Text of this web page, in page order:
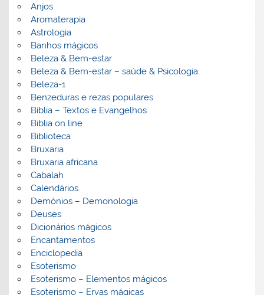
Anjos
Aromaterapia
Astrologia
Banhos mágicos
Beleza & Bem-estar
Beleza & Bem-estar – saúde & Psicologia
Beleza-1
Benzeduras e rezas populares
Bíblia – Textos e Evangelhos
Biblia on line
Biblioteca
Bruxaria
Bruxaria africana
Cabalah
Calendários
Demónios – Demonologia
Deuses
Dicionários mágicos
Encantamentos
Enciclopedia
Esoterismo
Esoterismo – Elementos mágicos
Esoterismo – Ervas mágicas